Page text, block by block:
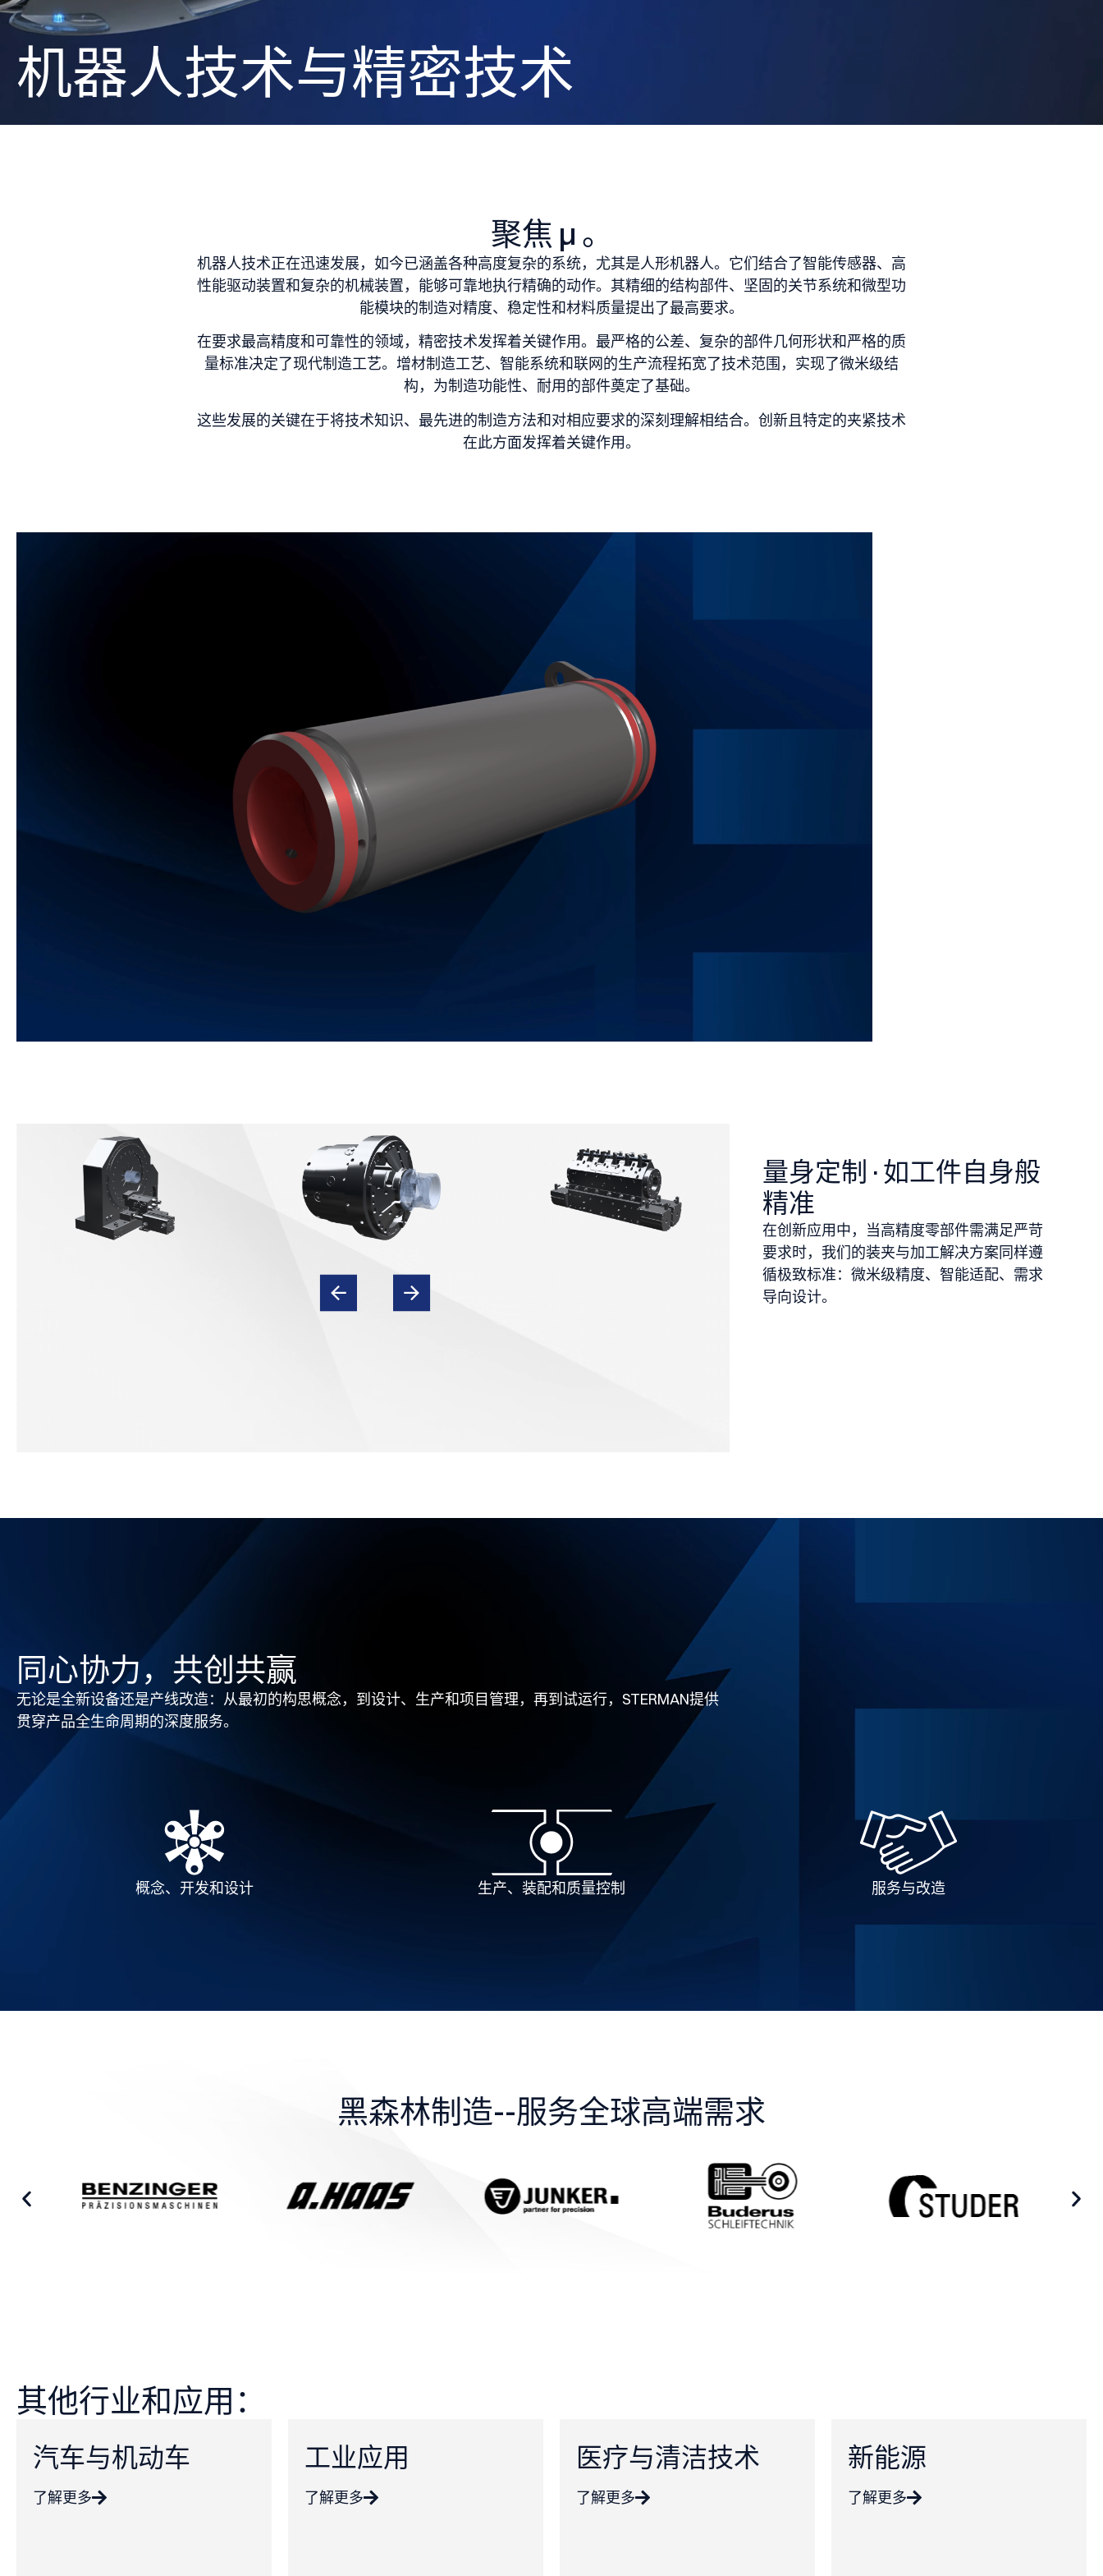
机器人技术与精密技术
聚焦 μ 。
机器人技术正在迅速发展，如今已涵盖各种高度复杂的系统，尤其是人形机器人。它们结合了智能传感器、高
性能驱动装置和复杂的机械装置，能够可靠地执行精确的动作。其精细的结构部件、坚固的关节系统和微型功
能模块的制造对精度、稳定性和材料质量提出了最高要求。
在要求最高精度和可靠性的领域，精密技术发挥着关键作用。最严格的公差、复杂的部件几何形状和严格的质
量标准决定了现代制造工艺。增材制造工艺、智能系统和联网的生产流程拓宽了技术范围，实现了微米级结
构，为制造功能性、耐用的部件奠定了基础。
这些发展的关键在于将技术知识、最先进的制造方法和对相应要求的深刻理解相结合。创新且特定的夹紧技术
在此方面发挥着关键作用。
量身定制·如工件自身般
精准
在创新应用中，当高精度零部件需满足严苛
要求时，我们的装夹与加工解决方案同样遵
循极致标准：微米级精度、智能适配、需求
导向设计。
同心协力，共创共赢
无论是全新设备还是产线改造：从最初的构思概念，到设计、生产和项目管理，再到试运行，STERMAN提供
贯穿产品全生命周期的深度服务。
概念、开发和设计 生产、装配和质量控制 服务与改造
黑森林制造--服务全球高端需求
其他行业和应用：
汽车与机动车
了解更多
工业应用
了解更多
医疗与清洁技术
了解更多
新能源
了解更多